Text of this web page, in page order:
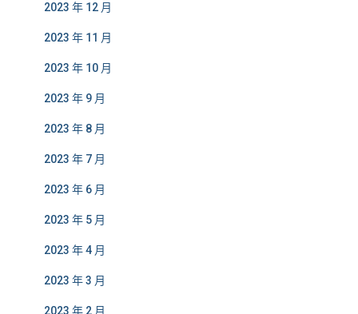
2023 年 12 月
2023 年 11 月
2023 年 10 月
2023 年 9 月
2023 年 8 月
2023 年 7 月
2023 年 6 月
2023 年 5 月
2023 年 4 月
2023 年 3 月
2023 年 2 月